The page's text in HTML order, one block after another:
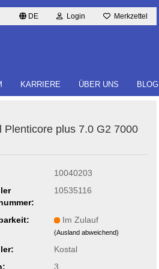
DE Login Merkzettel
KARRIERE ÜBER UNS BLOG
Ple­nti­co­re plus 7.0 G2 7000
10040203
10535116
Im Zulauf
(Ausland abweichend)
Kostal
3